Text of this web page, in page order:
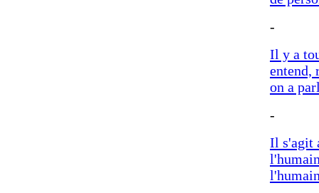
-
Il y a
entend,
on a
-
Il s'agit